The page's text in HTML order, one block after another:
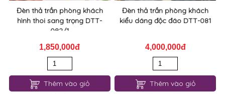
Đèn thả trần phòng khách
hình thoi sang trọng DTT-
082/1
1,850,000đ
Thêm vào giỏ
Đèn thả trần phòng khách
kiểu dáng độc đáo DTT-081
4,000,000đ
Thêm vào giỏ